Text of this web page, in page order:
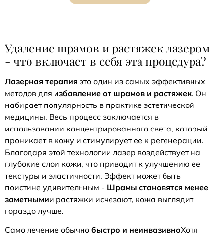
Удаление шрамов и растяжек лазером
- что включает в себя эта процедура?
Лазерная терапия это один из самых эффективных
методов для избавление от шрамов и растяжек. Он
набирает популярность в практике эстетической
медицины. Весь процесс заключается в
использовании концентрированного света, который
проникает в кожу и стимулирует ее к регенерации.
Благодаря этой технологии лазер воздействует на
глубокие слои кожи, что приводит к улучшению ее
текстуры и эластичности. Эффект может быть
поистине удивительным - Шрамы становятся менее
заметнымии растяжки исчезают, кожа выглядит
гораздо лучше.
Само лечение обычно быстро и неинвазивноХотя